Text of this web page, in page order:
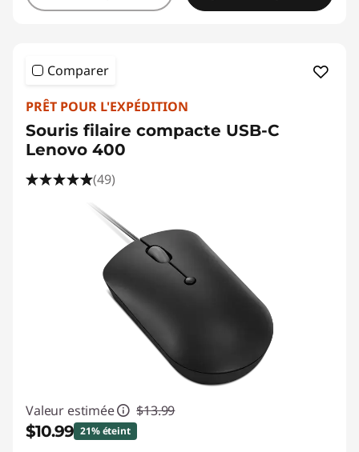
Comparer
PRÊT POUR L'EXPÉDITION
Souris filaire compacte USB-C
Lenovo 400
(49)
Valeur estimée $13.99
$10.99 21% éteint